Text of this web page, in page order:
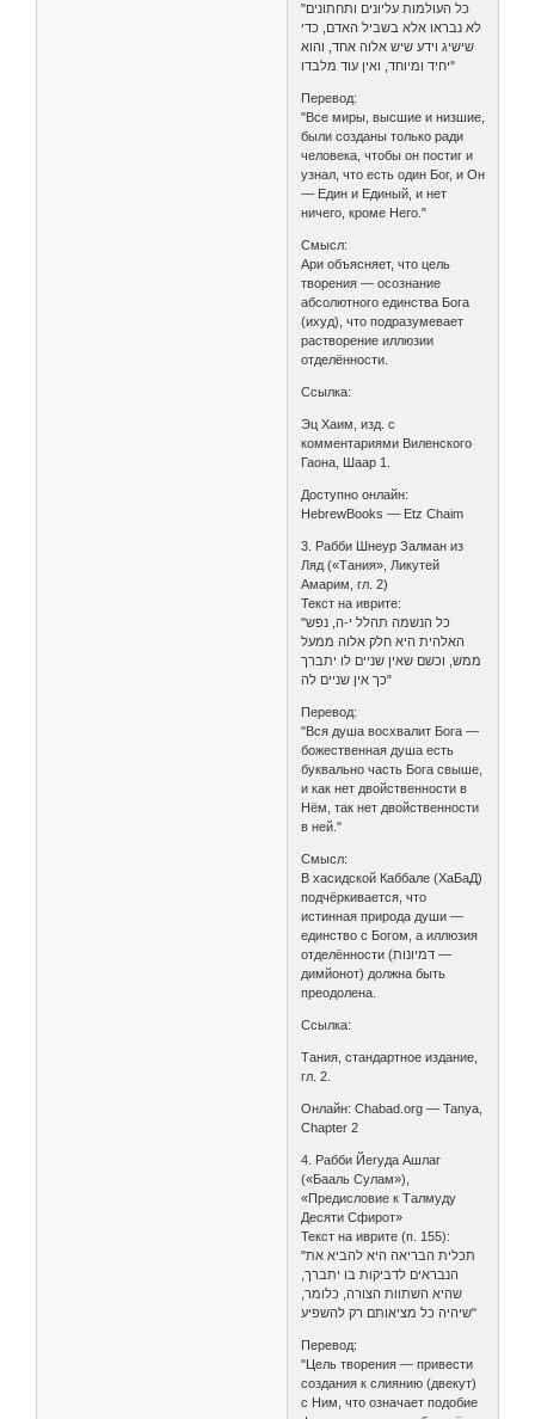
"כל העולמות עליונים ותחתונים
לא נבראו אלא בשביל האדם, כדי
שישיג וידע שיש אלוה אחד, והוא
יחיד ומיוחד, ואין עוד מלבדו"
Перевод:
"Все миры, высшие и низшие,
были созданы только ради
человека, чтобы он постиг и
узнал, что есть один Бог, и Он
— Един и Единый, и нет
ничего, кроме Него."
Смысл:
Ари объясняет, что цель
творения — осознание
абсолютного единства Бога
(ихуд), что подразумевает
растворение иллюзии
отделённости.
Ссылка:
Эц Хаим, изд. с
комментариями Виленского
Гаона, Шаар 1.
Доступно онлайн:
HebrewBooks — Etz Chaim
3. Рабби Шнеур Залман из
Ляд («Тания», Ликутей
Амарим, гл. 2)
Текст на иврите:
"כל הנשמה תהלל י-ה, נפש
האלהית היא חלק אלוה ממעל
ממש, וכשם שאין שניים לו יתברך
כך אין שניים לה"
Перевод:
"Вся душа восхвалит Бога —
божественная душа есть
буквально часть Бога свыше,
и как нет двойственности в
Нём, так нет двойственности
в ней."
Смысл:
В хасидской Каббале (ХаБаД)
подчёркивается, что
истинная природа души —
единство с Богом, а иллюзия
отделённости (דמיונות —
димйонот) должна быть
преодолена.
Ссылка:
Тания, стандартное издание,
гл. 2.
Онлайн: Chabad.org — Tanya,
Chapter 2
4. Рабби Йегуда Ашлаг
(«Бааль Сулам»),
«Предисловие к Талмуду
Десяти Сфирот»
Текст на иврите (п. 155):
"תכלית הבריאה היא להביא את
הנבראים לדביקות בו יתברך,
שהיא השתוות הצורה, כלומר,
שיהיה כל מציאותם רק להשפיע"
Перевод:
"Цель творения — привести
создания к слиянию (двекут)
с Ним, что означает подобие